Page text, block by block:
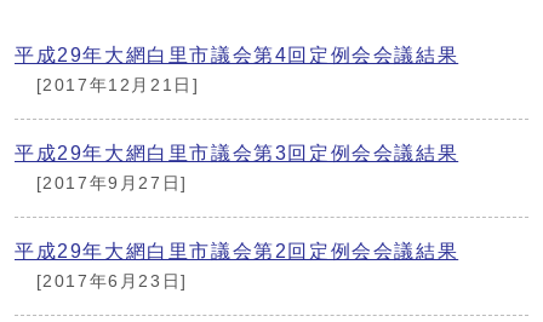
平成29年大網白里市議会第4回定例会会議結果
[2017年12月21日]
平成29年大網白里市議会第3回定例会会議結果
[2017年9月27日]
平成29年大網白里市議会第2回定例会会議結果
[2017年6月23日]